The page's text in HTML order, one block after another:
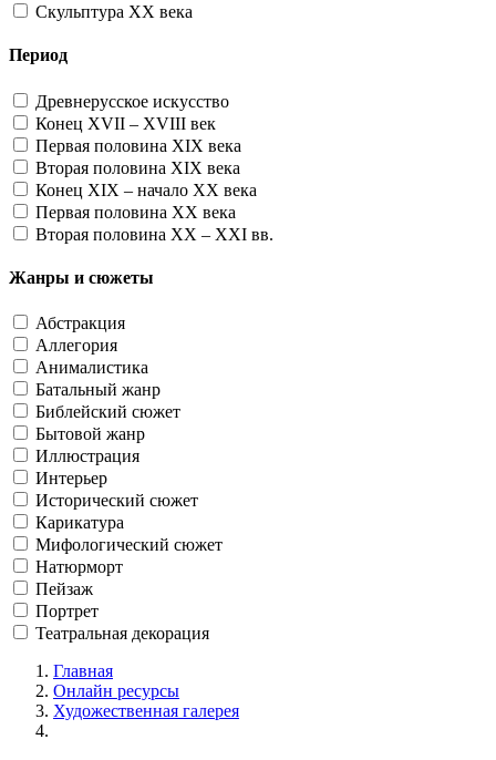
Скульптура XX века
Период
Древнерусское искусство
Конец XVII – XVIII век
Первая половина XIX века
Вторая половина XIX века
Конец XIX – начало XX века
Первая половина XX века
Вторая половина XX – XXI вв.
Жанры и сюжеты
Абстракция
Аллегория
Анималистика
Батальный жанр
Библейский сюжет
Бытовой жанр
Иллюстрация
Интерьер
Исторический сюжет
Карикатура
Мифологический сюжет
Натюрморт
Пейзаж
Портрет
Театральная декорация
Главная
Онлайн ресурсы
Художественная галерея